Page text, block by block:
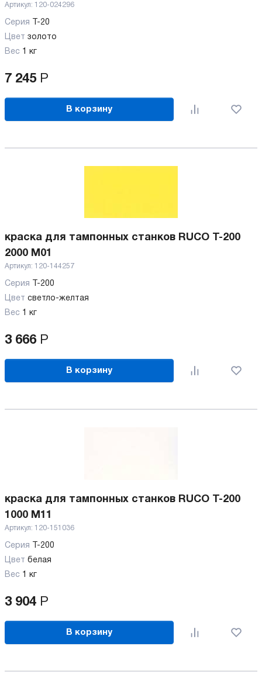
Артикул: 120-024296
Серия
T-20
Цвет золото
Вес 1 кг
7 245 Р
В корзину
краска для тампонных станков RUCO T-200
2000 M01
Артикул: 120-144257
Серия
T-200
Цвет светло-желтая
Вес 1 кг
3 666 Р
В корзину
краска для тампонных станков RUCO T-200
1000 M11
Артикул: 120-151036
Серия
T-200
Цвет белая
Вес 1 кг
3 904 Р
В корзину